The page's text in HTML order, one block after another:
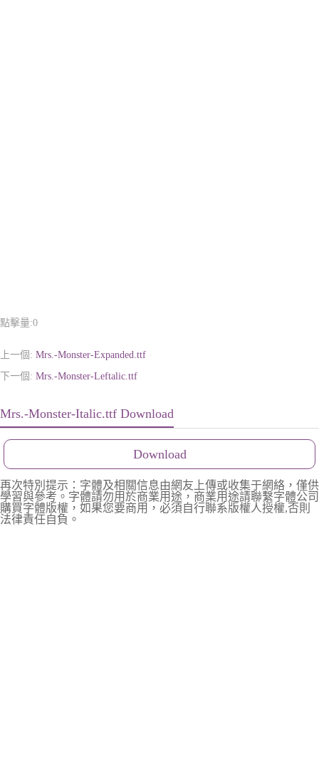
點擊量:0
上一個: Mrs.-Monster-Expanded.ttf
下一個: Mrs.-Monster-Leftalic.ttf
Mrs.-Monster-Italic.ttf Download
Download
再次特別提示：字體及相關信息由網友上傳或收集于網絡，僅供
學習與參考。字體請勿用於商業用途，商業用途請聯繫字體公司
購買字體版權，如果您要商用，必須自行聯系版權人授權,否則
法律責任自負。